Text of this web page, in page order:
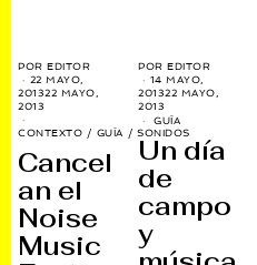
POREDITOR
22 MAYO,
201322 MAYO,
2013
CONTEXTO / GUÍA / SONIDOS
Cancel
an el
Noise
Music
POREDITOR
14 MAYO,
201322 MAYO,
2013
GUÍA
Un día
de
campo
y